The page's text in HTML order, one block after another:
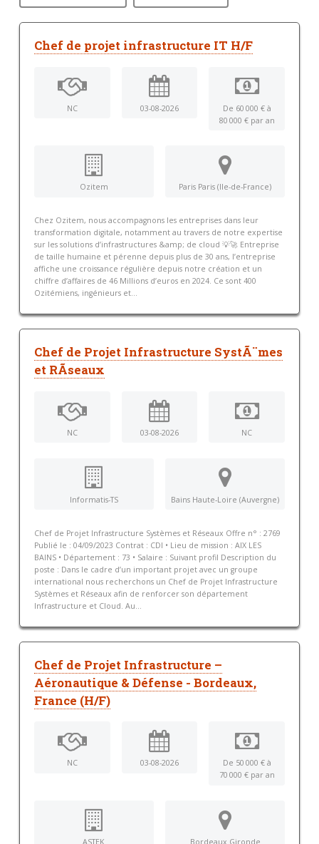
Chef de projet infrastructure IT H/F
NC 03-08-2026
De 60 000 € à
80 000 € par an
Ozitem Paris Paris (Ile-de-France)
Chez Ozitem, nous accompagnons les entreprises dans leur
transformation digitale, notamment au travers de notre expertise
sur les solutions d’infrastructures &amp; de cloud 💡🚀 Entreprise
de taille humaine et pérenne depuis plus de 30 ans, l’entreprise
affiche une croissance régulière depuis notre création et un
chiffre d’affaires de 46 Millions d’euros en 2024. Ce sont 400
Ozitémiens, ingénieurs et...
Chef de Projet Infrastructure SystÃ¨mes
et RÃseaux
NC 03-08-2026 NC
Informatis-TS Bains Haute-Loire (Auvergne)
Chef de Projet Infrastructure Systèmes et Réseaux Offre n° : 2769
Publié le : 04/09/2023 Contrat : CDI • Lieu de mission : AIX LES
BAINS • Département : 73 • Salaire : Suivant profil Description du
poste : Dans le cadre d’un important projet avec un groupe
international nous recherchons un Chef de Projet Infrastructure
Systèmes et Réseaux afin de renforcer son département
Infrastructure et Cloud. Au...
Chef de Projet Infrastructure –
Aéronautique & Défense - Bordeaux,
France (H/F)
NC 03-08-2026
De 50 000 € à
70 000 € par an
ASTEK
Bordeaux Gironde